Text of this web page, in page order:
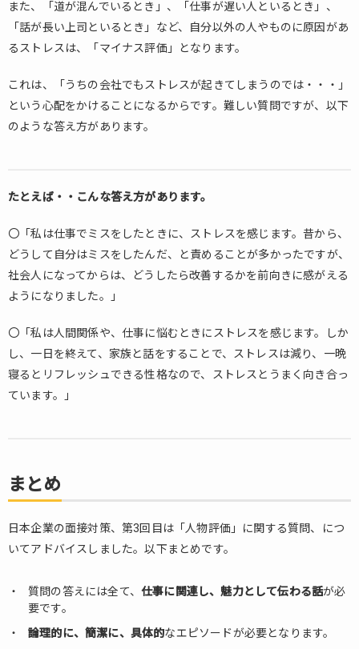
また、「道が混んでいるとき」、「仕事が遅い人といるとき」、
「話が長い上司といるとき」など、自分以外の人やものに原因があ
るストレスは、「マイナス評価」となります。
これは、「うちの会社でもストレスが起きてしまうのでは・・・」
という心配をかけることになるからです。難しい質問ですが、以下
のような答え方があります。
たとえば・・こんな答え方があります。
〇「私は仕事でミスをしたときに、ストレスを感じます。昔から、
どうして自分はミスをしたんだ、と責めることが多かったですが、
社会人になってからは、どうしたら改善するかを前向きに感がえる
ようになりました。」
〇「私は人間関係や、仕事に悩むときにストレスを感じます。しか
し、一日を終えて、家族と話をすることで、ストレスは減り、一晩
寝るとリフレッシュできる性格なので、ストレスとうまく向き合っ
ています。」
まとめ
日本企業の面接対策、第3回目は「人物評価」に関する質問、につ
いてアドバイスしました。以下まとめです。
質問の答えには全て、 仕事に関連し、魅力として伝わる話が必
要です。
論理的に、簡潔に、具体的なエピソードが必要となります。